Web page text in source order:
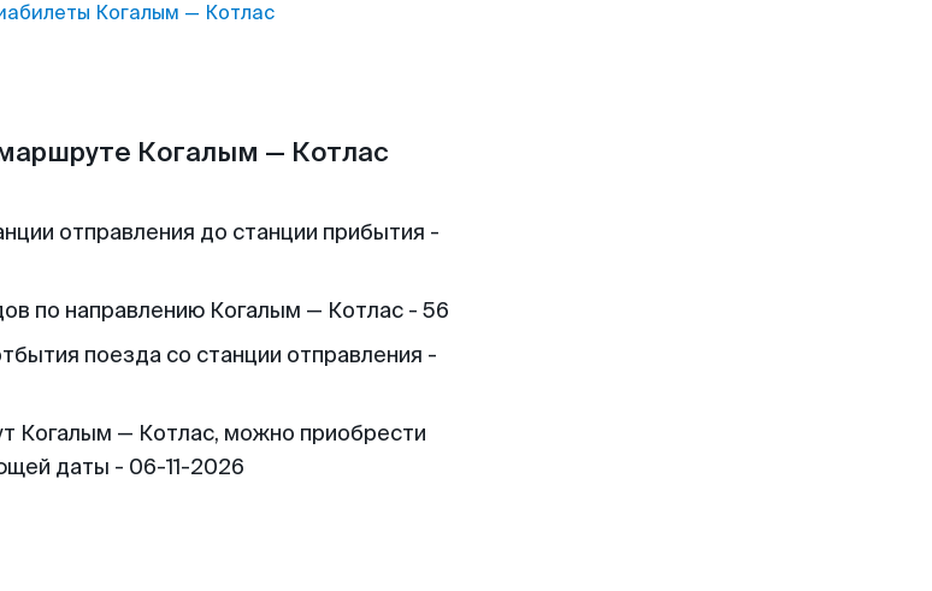
Когалым — Котлас
Когалым — Котлас
отправления до станции прибытия -
по направлению Когалым — Котлас - 56
поезда со станции отправления -
Когалым — Котлас, можно приобрести
даты - 06-11-2026